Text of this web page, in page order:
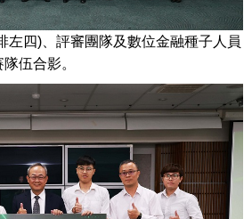
左四)、評審團隊及數位金融種子人員
伍合影。